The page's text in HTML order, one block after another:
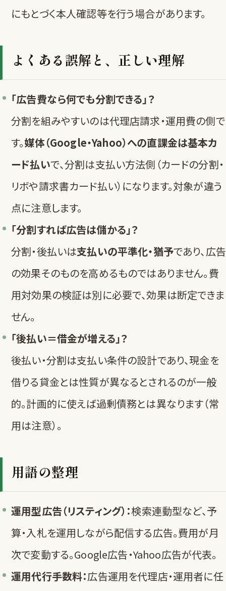
にもとづく本人確認等を行う場合があります。
よくある誤解と、正しい理解
「広告費なら何でも分割できる」？
分割を組みやすいのは代理店請求・運用費の側で
す。媒体（Google・Yahoo）への直課金は基本カ
ード払いで、分割は支払い方法側（カードの分割・
リボや請求書カード払い）になります。対象が違う
点に注意します。
「分割すれば広告は儲かる」？
分割・後払いは支払いの平準化・猶予であり、広告
の効果そのものを高めるものではありません。費
用対効果の検証は別に必要で、効果は断定できま
せん。
「後払い＝借金が増える」？
後払い・分割は支払い条件の設計であり、現金を
借りる貸金とは性質が異なるとされるのが一般
的。計画的に使えば過剰債務とは異なります（常
用は注意）。
用語の整理
運用型広告（リスティング）：検索連動型など、予
算・入札を運用しながら配信する広告。費用が月
次で変動する。Google広告・Yahoo広告が代表。
運用代行手数料：広告運用を代理店・運用者に任